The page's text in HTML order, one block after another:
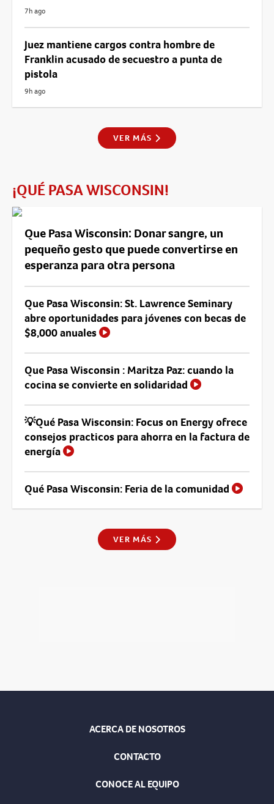
7h ago
Juez mantiene cargos contra hombre de
Franklin acusado de secuestro a punta de
pistola
9h ago
VER MÁS
¡QUÉ PASA WISCONSIN!
Que Pasa Wisconsin: Donar sangre, un
pequeño gesto que puede convertirse en
esperanza para otra persona
Que Pasa Wisconsin: St. Lawrence Seminary
abre oportunidades para jóvenes con becas de
$8,000 anuales
Que Pasa Wisconsin : Maritza Paz: cuando la
cocina se convierte en solidaridad
💡Qué Pasa Wisconsin: Focus on Energy ofrece
consejos practicos para ahorra en la factura de
energía
Qué Pasa Wisconsin: Feria de la comunidad
VER MÁS
ACERCA DE NOSOTROS
CONTACTO
CONOCE AL EQUIPO